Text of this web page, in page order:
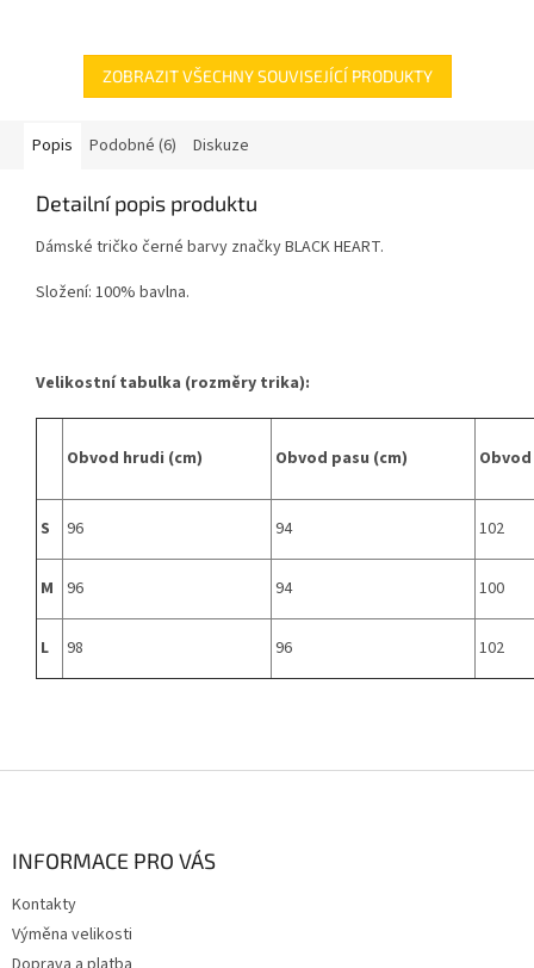
ZOBRAZIT VŠECHNY SOUVISEJÍCÍ PRODUKTY
Popis Podobné (6) Diskuze
Detailní popis produktu
Dámské tričko černé barvy značky BLACK HEART.
Složení: 100% bavlna.
Velikostní tabulka (rozměry trika):
Obvod hrudi (cm) Obvod pasu (cm)
S 96 94 102
M 96 94 100
L 98 96 102
INFORMACE PRO VÁS
Kontakty
Výměna velikosti